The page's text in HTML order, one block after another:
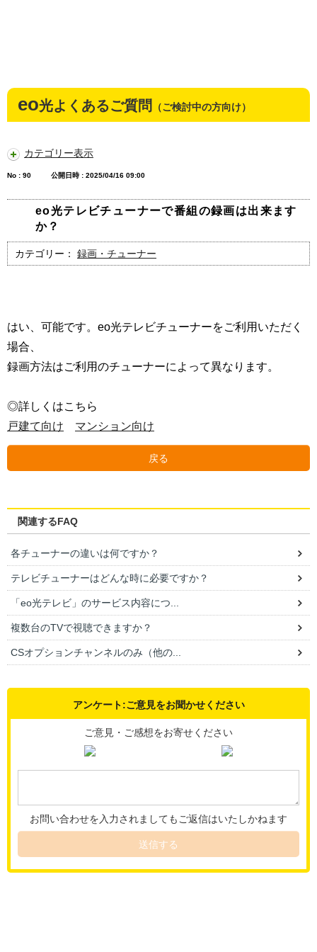
eo光よくあるご質問 （ご検討中の方向け）
カテゴリー表示
No : 90 公開日時 : 2025/04/16 09:00
eo光テレビチューナーで番組の録画は出来ます
か？
カテゴリー： 録画・チューナー
はい、可能です。 eo光テレビチューナーをご利用いただく
場合、
録画方法はご利用のチューナーによって異なります。
◎詳しくはこちら
戸建て向け
マンション向け
戻る
関連するFAQ
各チューナーの違いは何ですか？
テレビチューナーはどんな時に必要ですか？
「eo光テレビ」のサービス内容につ...
複数台のTVで視聴できますか？
CSオプションチャンネルのみ（他の...
アンケート:ご意見をお聞かせください
ご意見・ご感想をお寄せください
お問い合わせを入力されましてもご返信はいたしかねます
送信する